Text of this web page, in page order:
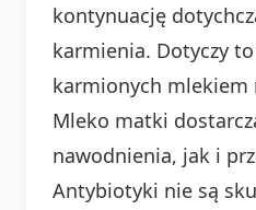
kontynuację
karmienia. Dotyczy
karmionych
Mleko matki
nawodnienia, jak i
Antybiotyki nie są